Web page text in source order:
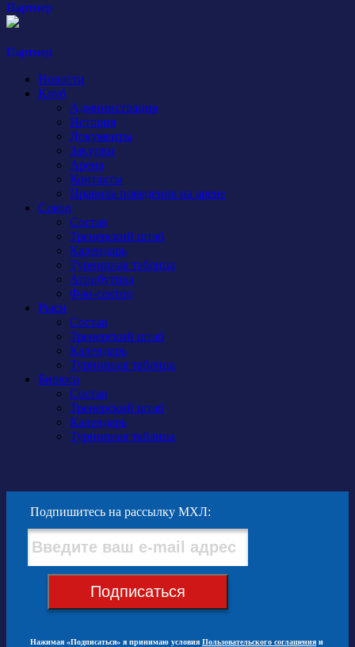
Партнер
Партнер
Новости
Клуб
Администрация
История
Документы
Закупки
Арена
Контакты
Правила поведения на арене
Сокол
Состав
Тренерский штаб
Календарь
Турнирная таблица
Атрибутика
Фан-сектор
Рыси
Состав
Тренерский штаб
Календарь
Турнирная таблица
Бирюса
Состав
Тренерский штаб
Календарь
Турнирная таблица
Подпишитесь на рассылку МХЛ:
Подписаться
Нажимая «Подписаться» я принимаю условия Пользовательского соглашения и